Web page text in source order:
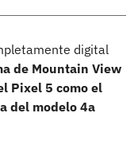
digital
de Mountain View
Pixel 5 como el
del modelo 4a